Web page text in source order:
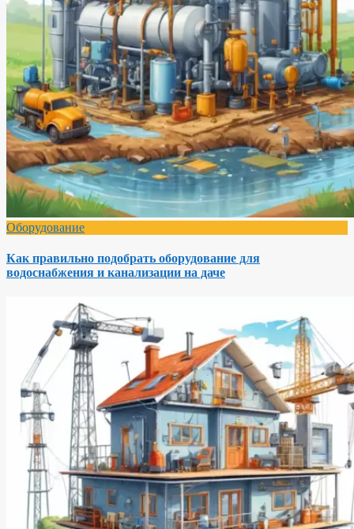
Оборудование
Как правильно подобрать оборудование для
водоснабжения и канализации на даче